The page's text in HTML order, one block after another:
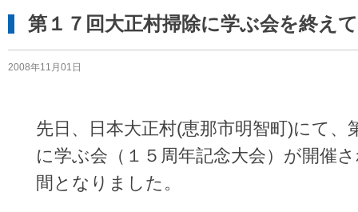
第１７回大正村掃除に学ぶ会を終えて
2008年11月01日
先日、日本大正村(恵那市明智町)にて、
に学ぶ会（１５周年記念大会）が開催
間となりました。